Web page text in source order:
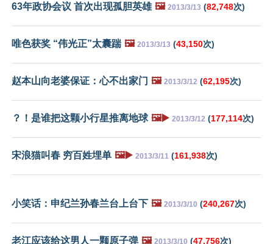
63年政协会议 首次出现孤胆英雄 🖼️ 2013/3/13 (82,748次)
唯色获奖 “伟光正”太囊踹 🖼️ 2013/3/13 (43,150次)
赵本山向老婆保证：心不出家门 🖼️ 2013/3/12 (62,195次)
？！是谁把这颗小行星推离地球 🖼️▶️ 2013/3/12 (177,114次)
宋浪猫叫春 穷百姓埋单 🖼️▶️ 2013/3/11 (161,938次)
小笑话：申纪兰孙春兰台上台下 🖼️ 2013/3/10 (240,267次)
老江应该给这男人一颗原子弹 🖼️ 2013/3/10 (47,756次)